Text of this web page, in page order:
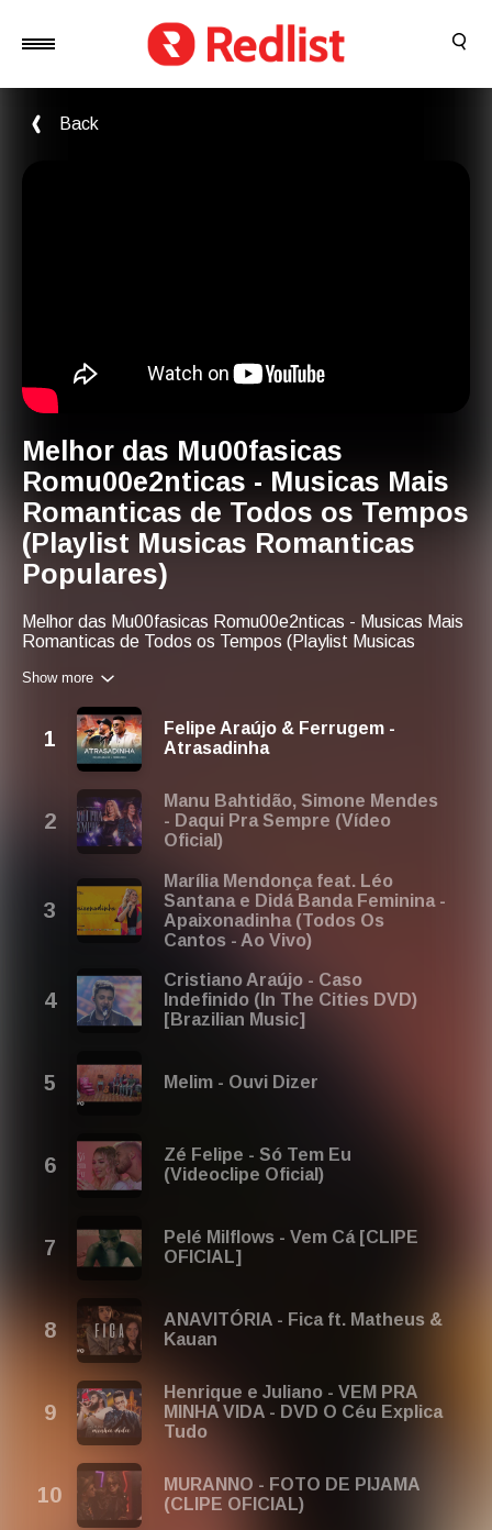
Back
Melhor das Mu00fasicas
Romu00e2nticas - Musicas Mais
Romanticas de Todos os Tempos
(Playlist Musicas Romanticas
Populares)
Melhor das Mu00fasicas Romu00e2nticas - Musicas Mais
Romanticas de Todos os Tempos (Playlist Musicas
with:nplaylist musicas romanticasnmu00fasicas mais
romu00e2nticasnmu00fasicas mais romu00e2nticas de
todos os temposnmix musicas romanticasnplaylist
mu00fasicas romu00e2nticasnmusicas romanticas
melhores mu00fasicas romu00e2nticasnmusicas
romanticas mais tocadas
Show more
Felipe Araújo & Ferrugem -
Atrasadinha
Manu Bahtidão, Simone Mendes
- Daqui Pra Sempre (Vídeo
Oficial)
Marília Mendonça feat. Léo
Santana e Didá Banda Feminina -
Apaixonadinha (Todos Os
Cantos - Ao Vivo)
Cristiano Araújo - Caso
Indefinido (In The Cities DVD)
[Brazilian Music]
Melim - Ouvi Dizer
Zé Felipe - Só Tem Eu
(Videoclipe Oficial)
Pelé Milflows - Vem Cá [CLIPE
OFICIAL]
ANAVITÓRIA - Fica ft. Matheus &
Kauan
Henrique e Juliano - VEM PRA
MINHA VIDA - DVD O Céu Explica
Tudo
MURANNO - FOTO DE PIJAMA
(CLIPE OFICIAL)